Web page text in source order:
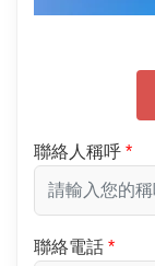
聯絡人稱呼
聯絡電話